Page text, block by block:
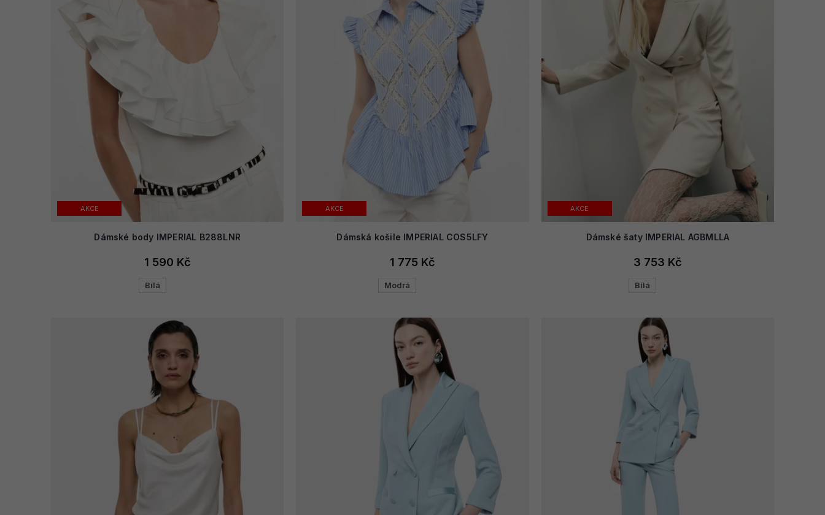
AKCE
Dámské body IMPERIAL B288LNR
1 590 Kč
Bílá
AKCE
Dámská košile IMPERIAL COS5LFY
1 775 Kč
Modrá
AKCE
Dámské šaty IMPERIAL AGBMLLA
3 753 Kč
Bílá